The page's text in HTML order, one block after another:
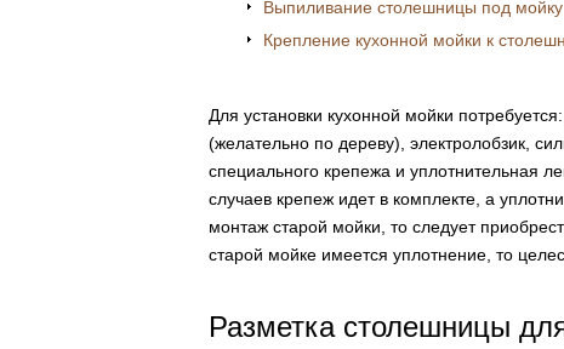
Выпиливание столешницы под мойку
Крепление кухонной мойки к
Для установки кухонной мойки
(желательно по дереву), электролобзик,
специального крепежа и уплотнительная
случаев крепеж идет в комплекте, а
монтаж старой мойки, то следует
старой мойке имеется уплотнение, то
Разметка столешницы